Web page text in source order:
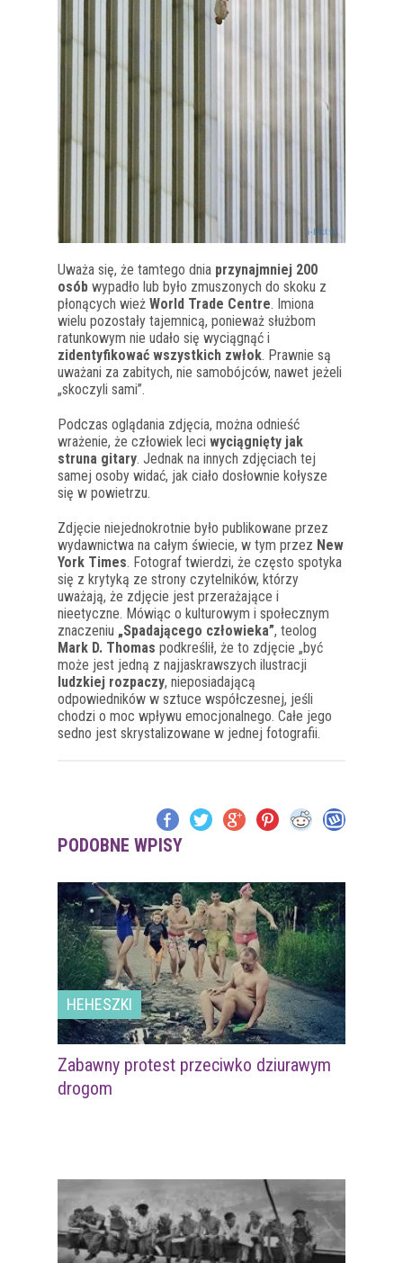
Uważa się, że tamtego dnia przynajmniej 200
osób wypadło lub było zmuszonych do skoku z
płonących wież World Trade Centre. Imiona
wielu pozostały tajemnicą, ponieważ służbom
ratunkowym nie udało się wyciągnąć i
zidentyfikować wszystkich zwłok. Prawnie są
uważani za zabitych, nie samobójców, nawet jeżeli
„skoczyli sami”.
Podczas oglądania zdjęcia, można odnieść
wrażenie, że człowiek leci wyciągnięty jak
struna gitary. Jednak na innych zdjęciach tej
samej osoby widać, jak ciało dosłownie kołysze
się w powietrzu.
Zdjęcie niejednokrotnie było publikowane przez
wydawnictwa na całym świecie, w tym przez New
York Times. Fotograf twierdzi, że często spotyka
się z krytyką ze strony czytelników, którzy
uważają, że zdjęcie jest przerażające i
nieetyczne. Mówiąc o kulturowym i społecznym
znaczeniu „Spadającego człowieka”, teolog
Mark D. Thomas podkreślił, że to zdjęcie „być
może jest jedną z najjaskrawszych ilustracji
ludzkiej rozpaczy, nieposiadającą
odpowiedników w sztuce współczesnej, jeśli
chodzi o moc wpływu emocjonalnego. Całe jego
sedno jest skrystalizowane w jednej fotografii.
PODOBNE WPISY
HEHESZKI
Zabawny protest przeciwko dziurawym
drogom